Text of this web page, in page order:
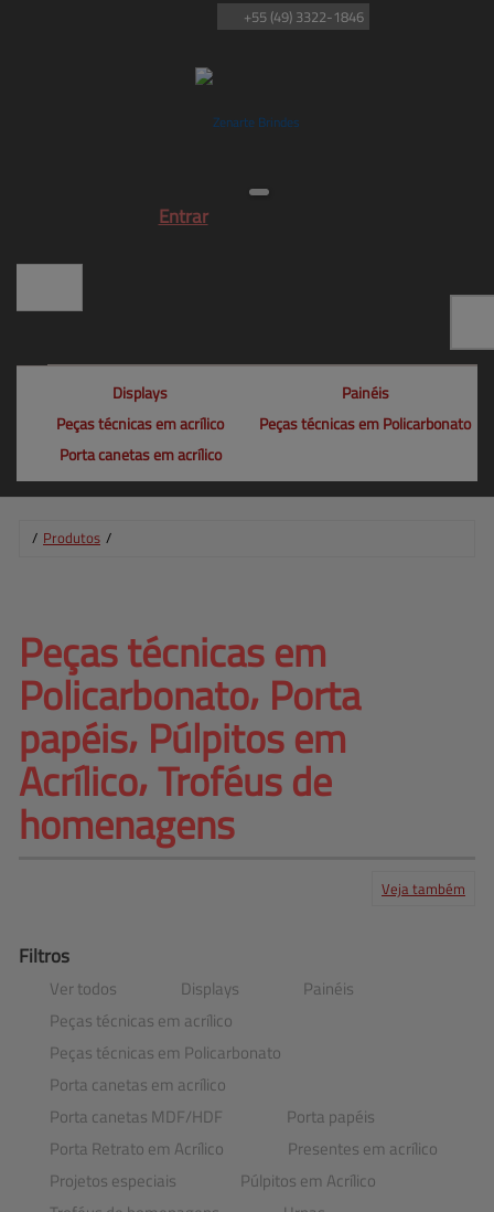
Entrar
+55 (49) 3322-1846
Displays
Painéis
Peças técnicas em acrílico
Peças técnicas em Policarbonato
Porta canetas em acrílico
/ Produtos /
Peças técnicas em
Policarbonato⸴ Porta
papéis⸴ Púlpitos em
Acrílico⸴ Troféus de
homenagens
Veja também
Filtros
Ver todos Displays
Painéis
Peças técnicas em acrílico
Peças técnicas em Policarbonato
Porta canetas em acrílico
Porta canetas MDF​/​HDF
Porta papéis
Porta Retrato em Acrílico
Presentes em acrílico
Projetos especiais
Púlpitos em Acrílico